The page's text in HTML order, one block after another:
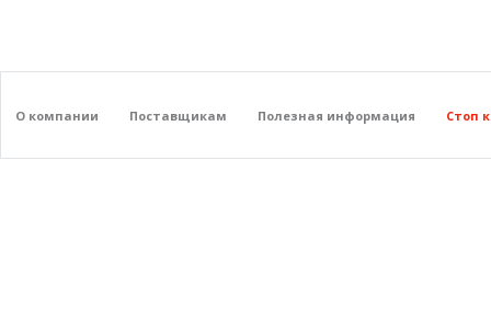
О компании Поставщикам Полезная информация Стоп